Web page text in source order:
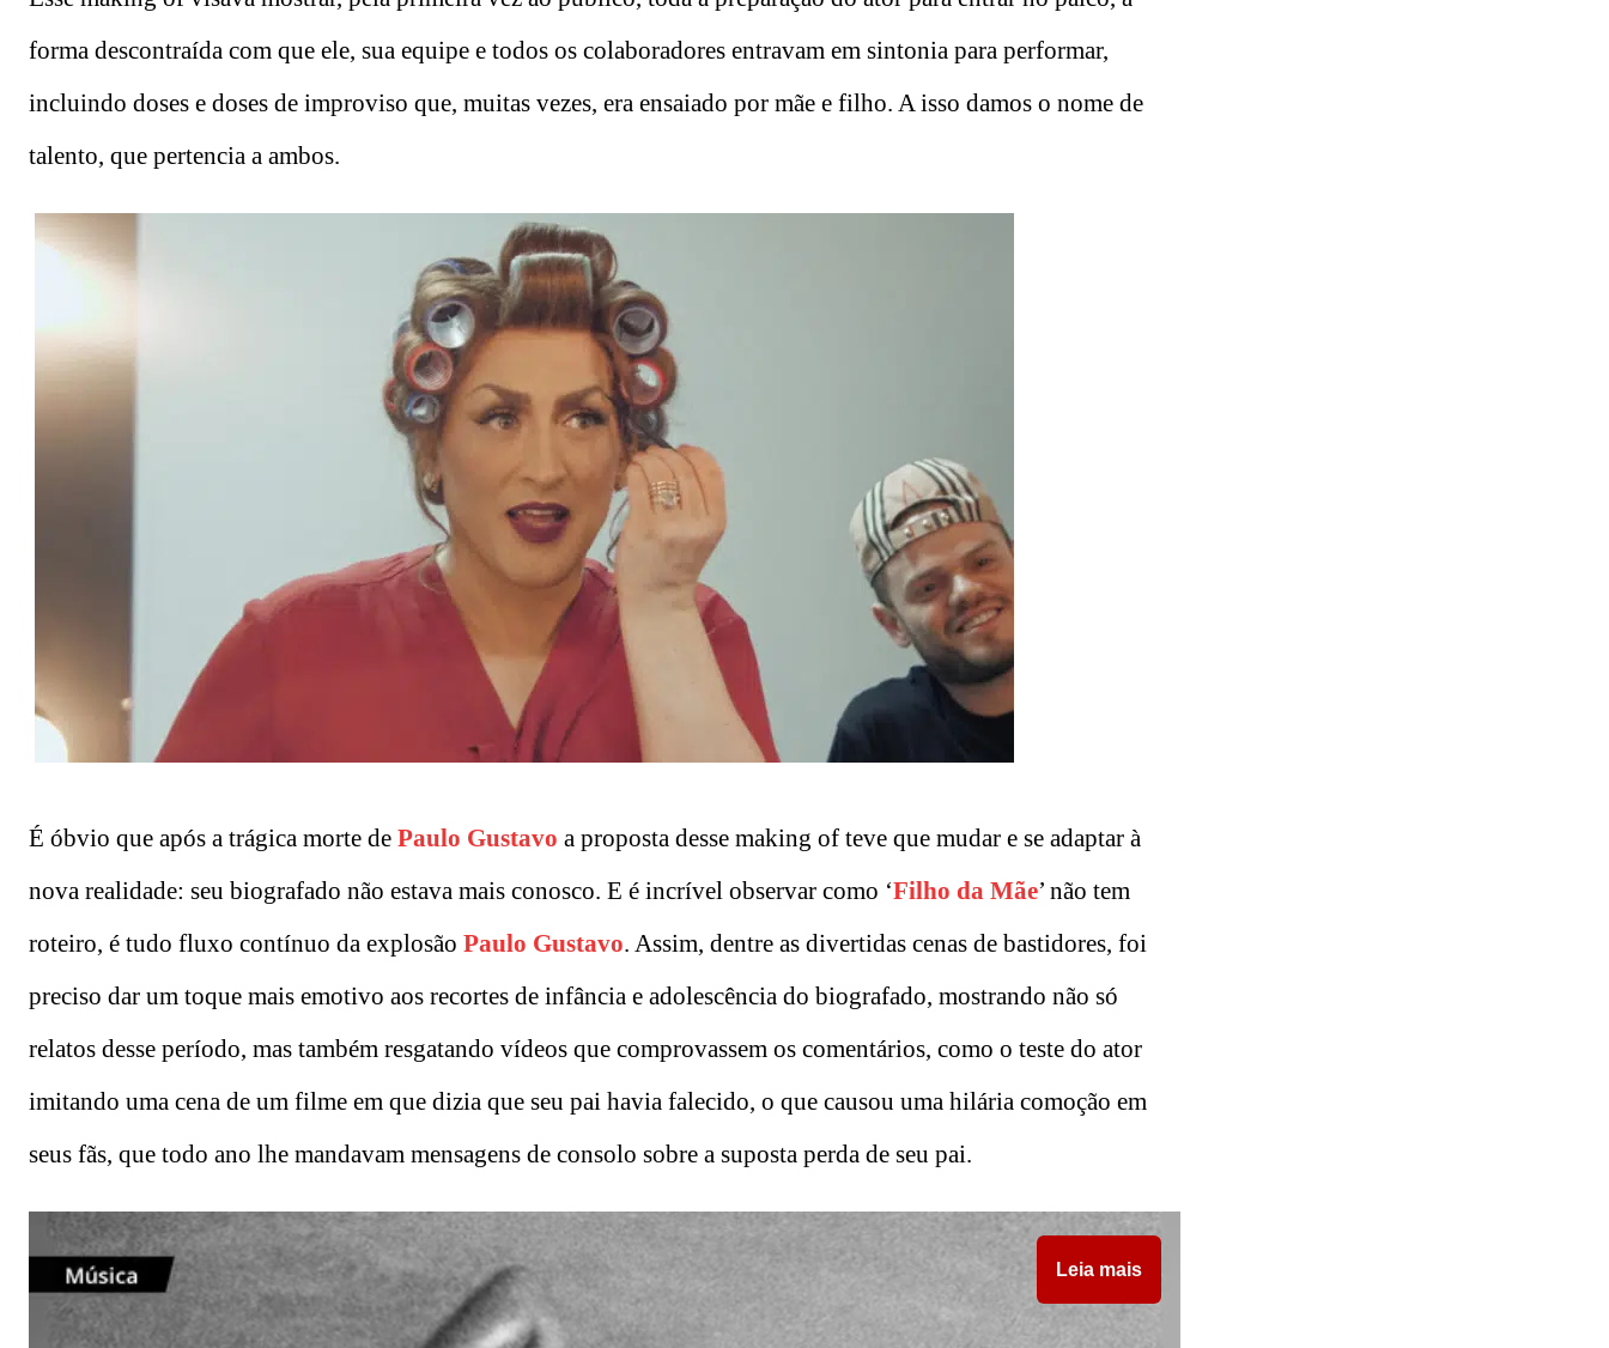
forma descontraída com que ele, sua equipe e todos os colaboradores entravam em sintonia para performar,
incluindo doses e doses de improviso que, muitas vezes, era ensaiado por mãe e filho. A isso damos o nome de
talento, que pertencia a ambos.
É óbvio que após a trágica morte de Paulo Gustavo a proposta desse making of teve que mudar e se adaptar à
nova realidade: seu biografado não estava mais conosco. E é incrível observar como ‘Filho da Mãe’ não tem
roteiro, é tudo fluxo contínuo da explosão Paulo Gustavo. Assim, dentre as divertidas cenas de bastidores, foi
preciso dar um toque mais emotivo aos recortes de infância e adolescência do biografado, mostrando não só
relatos desse período, mas também resgatando vídeos que comprovassem os comentários, como o teste do ator
imitando uma cena de um filme em que dizia que seu pai havia falecido, o que causou uma hilária comoção em
seus fãs, que todo ano lhe mandavam mensagens de consolo sobre a suposta perda de seu pai.
Leia mais